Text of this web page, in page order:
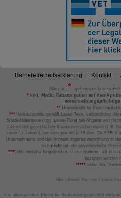
Barrierefreiheitserklärung Kontakt
Alle mit
gekennzeichneten
*inkl. MwSt. Rabatte gelten auf den
verschreibungspflichtige
** Unverbindliche
*** Verkaufspreis gemäß Lauer-Taxe; verbindlicher
Spezialitätentaxe (sog. Lauer-Taxe) bei Abgabe von
Lasten der gesetzlichen Krankenversicherungen (z.B.
unter 12 Jahren), die sich gemäß §129 Abs. 5a SGB V
Unternehmens und der Arzneimittelpreisverordnung in
sich nicht um die unverbindliche
****BK: Beschaffungskosten. Diese Summe fällt
bezogen werden
*****verw. bis:
Hier können Sie Ihre Cookie-
Die angegebenen Preise beinhalten die gesetzlich